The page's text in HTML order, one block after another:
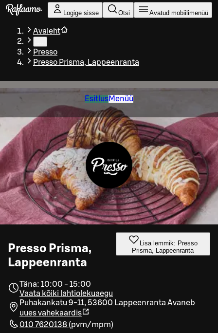
Liigu peamise sisu juurde
Logige sisse Otsi Avatud mobiilimenüü
Avaleht
Presso
Presso Prisma, Lappeenranta
EsitlusMenüü
Presso Prisma,
Lappeenranta
Lisa lemmik: Presso
Prisma, Lappeenranta
Täna: 10:00 - 15:00
Vaata kõiki lahtiolekuaegu
Puhakankatu 9-11, 53600 Lappeenranta Avaneb
uues vahekaardis
010 7620138 (pvm/mpm)